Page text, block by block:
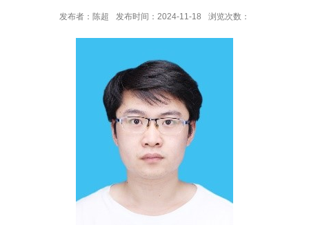
发布者：陈超 发布时间：2024-11-18 浏览次数：